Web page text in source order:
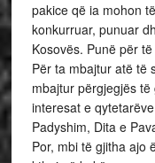
pakice që ia mohon
konkurruar, punuar
Kosovës. Punë për
Për ta mbajtur atë të
mbajtur përgjegjës
interesat e
Padyshim, Dita e
Por, mbi të gjitha ajo